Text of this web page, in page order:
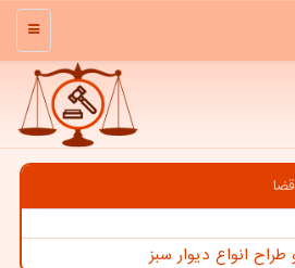
منو
انواع دیوار سبز